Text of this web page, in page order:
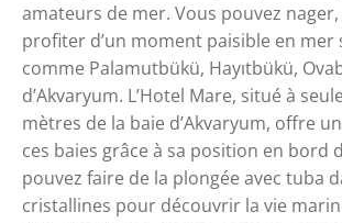
amateurs de mer. Vous pouvez
profiter d’un moment paisible en mer
comme Palamutbükü, Hayıtbükü,
d’Akvaryum. L’Hotel Mare, situé à
mètres de la baie d’Akvaryum, offre
ces baies grâce à sa position en bord
pouvez faire de la plongée avec tuba
cristallines pour découvrir la vie